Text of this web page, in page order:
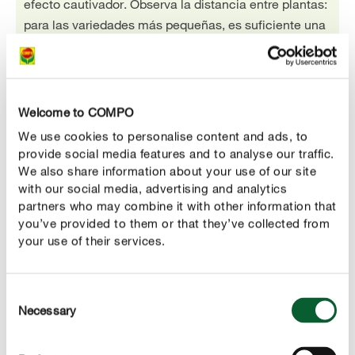
Welcome to COMPO
We use cookies to personalise content and ads, to
provide social media features and to analyse our traffic.
We also share information about your use of our site
with our social media, advertising and analytics
partners who may combine it with other information that
you’ve provided to them or that they’ve collected from
your use of their services.
Selection
Necessary
efecto cautivador. Observa la distancia entre plantas:
para las variedades más pequeñas, es suficiente una
distancia de 30 a 40 cm. Las variedades más grandes
requieren una separación entre plantas de 70 a 100
CUIDAR ADECUADAMENTE
Cuidados de las dalias
Riego:
floración particularmente prolongada. Las plantas con
flores necesitan más agua en verano, por lo que hay que
regarlas suficientemente. Riega las plantas en macetas